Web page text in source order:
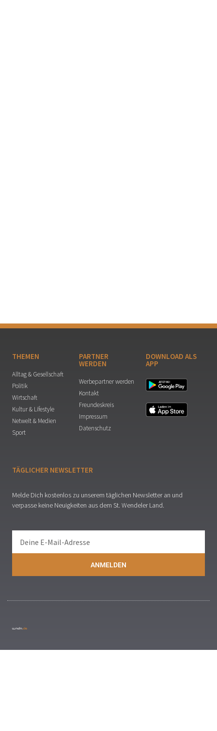
THEMEN
Alltag & Gesellschaft
Politik
Wirtschaft
Kultur & Lifestyle
Netwelt & Medien
Sport
PARTNER
WERDEN
Werbepartner werden
Kontakt
Freundeskreis
Impressum
Datenschutz
DOWNLOAD ALS
APP
TÄGLICHER NEWSLETTER
Melde Dich kostenlos zu unserem täglichen Newsletter an und
verpasse keine Neuigkeiten aus dem St. Wendeler Land.
ANMELDEN